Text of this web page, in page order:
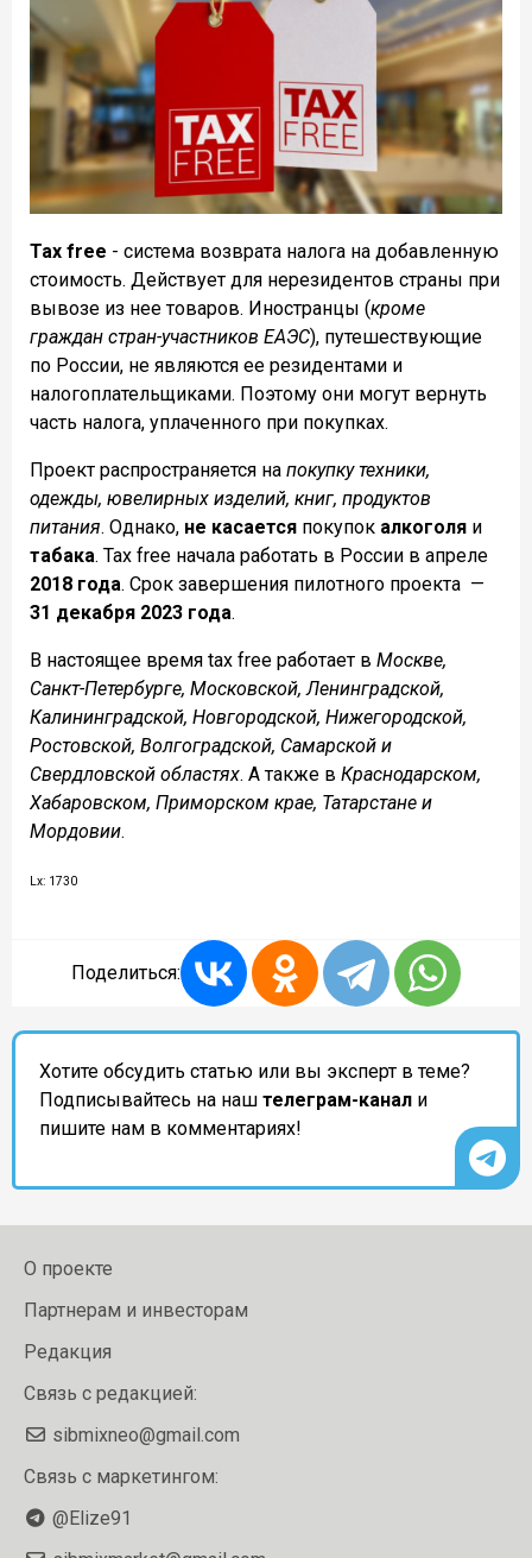
Tax free - система возврата налога на добавленную
стоимость. Действует для нерезидентов страны при
вывозе из нее товаров. Иностранцы (кроме
граждан стран-участников ЕАЭС), путешествующие
по России, не являются ее резидентами и
налогоплательщиками. Поэтому они могут вернуть
часть налога, уплаченного при покупках.
Проект распространяется на покупку техники,
одежды, ювелирных изделий, книг, продуктов
питания. Однако, не касается покупок алкоголя и
табака. Tax free начала работать в России в апреле
2018 года. Срок завершения пилотного проекта —
31 декабря 2023 года.
В настоящее время tax free работает в Москве,
Санкт-Петербурге, Московской, Ленинградской,
Калининградской, Новгородской, Нижегородской,
Ростовской, Волгоградской, Самарской и
Свердловской областях. А также в Краснодарском,
Хабаровском, Приморском крае, Татарстане и
Мордовии.
Lx: 1730
Поделиться:
Хотите обсудить статью или вы эксперт в теме?
Подписывайтесь на наш телеграм-канал и
пишите нам в комментариях!
О проекте
Партнерам и инвесторам
Редакция
Связь с редакцией:
sibmixneo@gmail.com
Связь с маркетингом:
@Elize91